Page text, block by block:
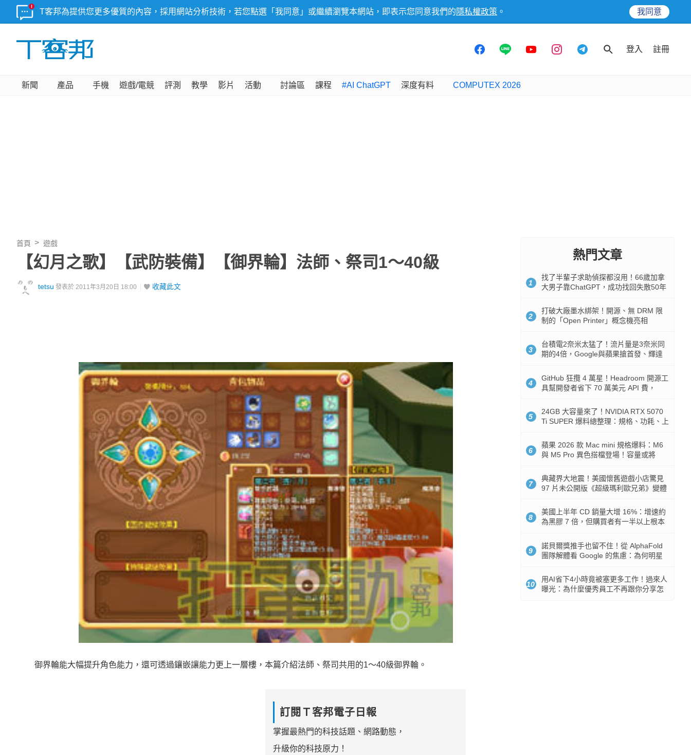
T客邦為提供您更多優質的內容，採用網站分析技術，若您點選「我同意」或繼續瀏覽本網站，即表示您同意我們的 隱私權政策 。 我同意
登入 註冊
新聞 產品 手機 遊戲/電競 評測 教學 影片 活動 討論區 課程 #AI ChatGPT 深度有料 COMPUTEX 2026
首頁 遊戲
【幻月之歌】【武防裝備】【御界輪】法師、祭司1～40級
tetsu 發表於 2011年3月20日 18:00 收藏此文
御界輪能大幅提升角色能力，還可透過鑲嵌讓能力更上一層樓，本篇介紹法師、祭司共用的1～40級御界輪。
訂閱Ｔ客邦電子日報
掌握最熱門的科技話題、網路動態，
升級你的科技原力！
熱門文章
1
找了半輩子求助偵探都沒用！66歲加拿
大男子靠ChatGPT，成功找回失散50年
2
打破大廠墨水綁架！開源、無 DRM 限
制的「Open Printer」概念機亮相
3
台積電2奈米太猛了！流片量是3奈米同
期的4倍，Google與蘋果搶首發、輝達
4
GitHub 狂攬 4 萬星！Headroom 開源工
具幫開發者省下 70 萬美元 API 費，
5
24GB 大容量來了！NVIDIA RTX 5070
Ti SUPER 爆料總整理：規格、功耗、上
6
蘋果 2026 款 Mac mini 規格爆料：M6
與 M5 Pro 異色搭檔登場！容量或將
7
典藏界大地震！美國懷舊遊戲小店驚見
97 片未公開版《超級瑪利歐兄弟》變體
8
美國上半年 CD 銷量大增 16%：增速約
為黑膠 7 倍，但購買者有一半以上根本
9
諾貝爾獎推手也留不住！從 AlphaFold
團隊解體看 Google 的焦慮：為何明星
10
用AI省下4小時竟被塞更多工作！過來人
曝光：為什麼優秀員工不再跟你分享怎